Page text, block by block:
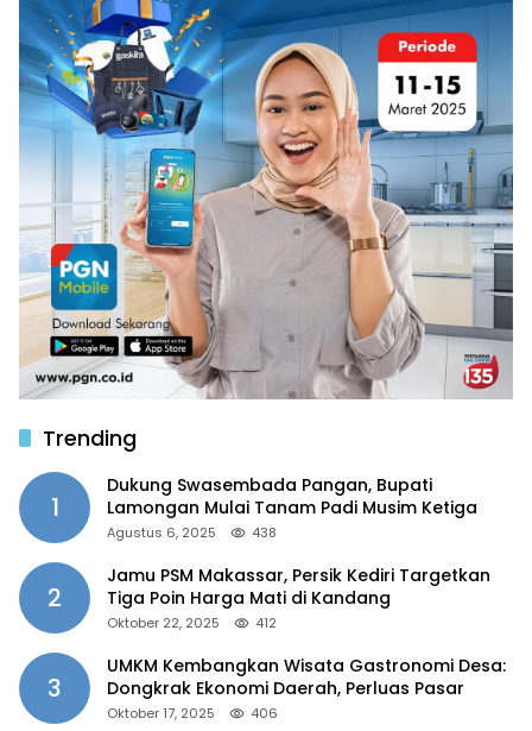
Trending
1
Dukung Swasembada Pangan, Bupati
Lamongan Mulai Tanam Padi Musim Ketiga
Agustus 6, 2025 438
2
Jamu PSM Makassar, Persik Kediri Targetkan
Tiga Poin Harga Mati di Kandang
Oktober 22, 2025 412
3
UMKM Kembangkan Wisata Gastronomi Desa:
Dongkrak Ekonomi Daerah, Perluas Pasar
Oktober 17, 2025 406